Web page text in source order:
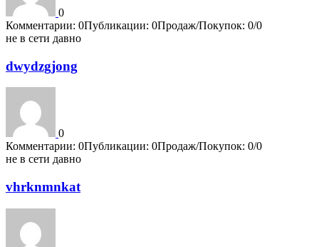
0
Комментарии: 0Публикации: 0Продаж/Покупок: 0/0
не в сети давно
dwydzgjong
0
Комментарии: 0Публикации: 0Продаж/Покупок: 0/0
не в сети давно
vhrknmnkat